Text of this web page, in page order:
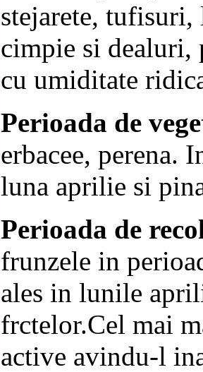
stejarete,
cimpie si dealuri,
cu umiditate
Perioada de
erbacee, perena.
luna aprilie si
Perioada de
frunzele in
ales in lunile
frctelor.Cel mai
active avindu-l